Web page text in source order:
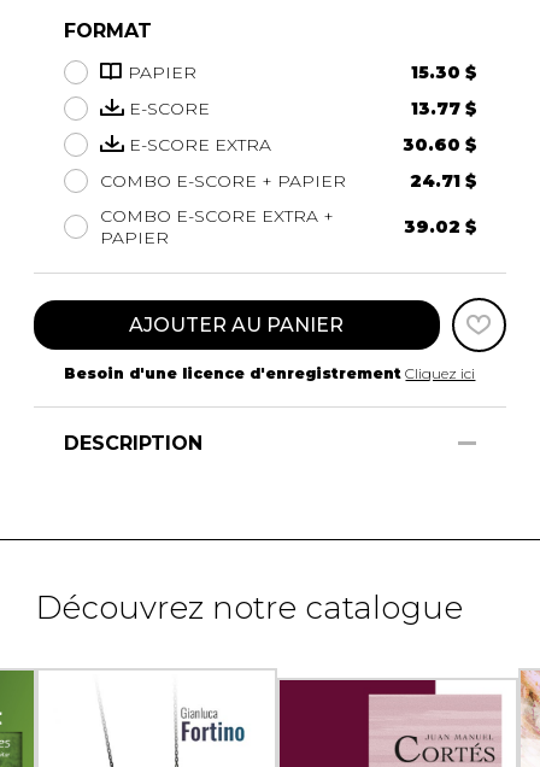
FORMAT
PAPIER
15.30 $
E-SCORE
13.77 $
E-SCORE EXTRA
30.60 $
COMBO E-SCORE + PAPIER
24.71 $
COMBO E-SCORE EXTRA +
PAPIER
39.02 $
AJOUTER AU PANIER
Besoin d'une licence d'enregistrement Cliquez ici
DESCRIPTION
Découvrez notre catalogue